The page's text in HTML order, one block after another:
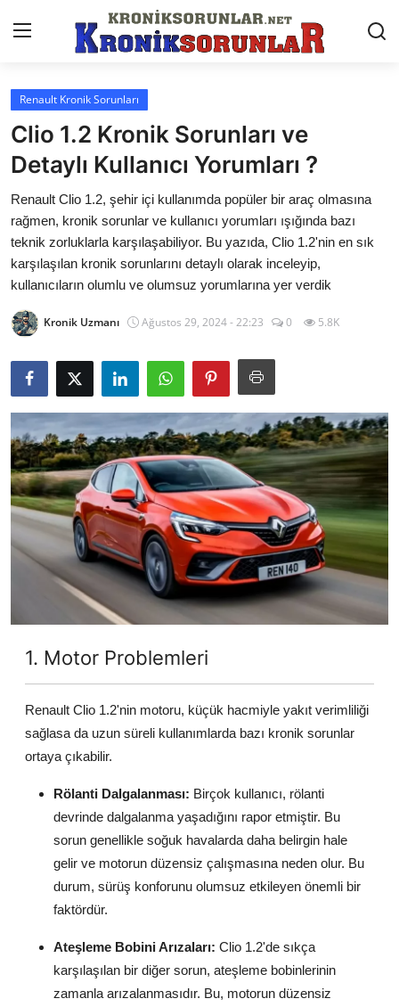
Anasayfa
Markalar
İletişim
Trafik & Cezalar
Sigorta & Kasko
Vergi & ÖTV & MTV
Sorgulamalar
İkinci El & Alım-Satım
Bakım & Arıza Çözümleri
Elektrikli & Hibrit
Kiralama & Filo
Sürüş & Güvenlik
Lastik & Jant
Yağlar & Sıvılar
LPG & Yakıt
Elektrik & Akü
Aydınlatma & Görüş
Şanzıman & Aktarma
Dizel Sistemler
Renault Kronik Sorunları
Clio 1.2 Kronik Sorunları ve
Detaylı Kullanıcı Yorumları ?
Renault Clio 1.2, şehir içi kullanımda popüler bir araç olmasına
rağmen, kronik sorunlar ve kullanıcı yorumları ışığında bazı
teknik zorluklarla karşılaşabiliyor. Bu yazıda, Clio 1.2'nin en sık
karşılaşılan kronik sorunlarını detaylı olarak inceleyip,
kullanıcıların olumlu ve olumsuz yorumlarına yer verdik
Kronik Uzmanı Ağustos 29, 2024 - 22:23 0 5.8K
1. Motor Problemleri
Renault Clio 1.2'nin motoru, küçük hacmiyle yakıt verimliliği
sağlasa da uzun süreli kullanımlarda bazı kronik sorunlar
ortaya çıkabilir.
Rölanti Dalgalanması: Birçok kullanıcı, rölanti
devrinde dalgalanma yaşadığını rapor etmiştir. Bu
sorun genellikle soğuk havalarda daha belirgin hale
gelir ve motorun düzensiz çalışmasına neden olur. Bu
durum, sürüş konforunu olumsuz etkileyen önemli bir
faktördür.
Ateşleme Bobini Arızaları: Clio 1.2'de sıkça
karşılaşılan bir diğer sorun, ateşleme bobinlerinin
zamanla arızalanmasıdır. Bu, motorun düzensiz